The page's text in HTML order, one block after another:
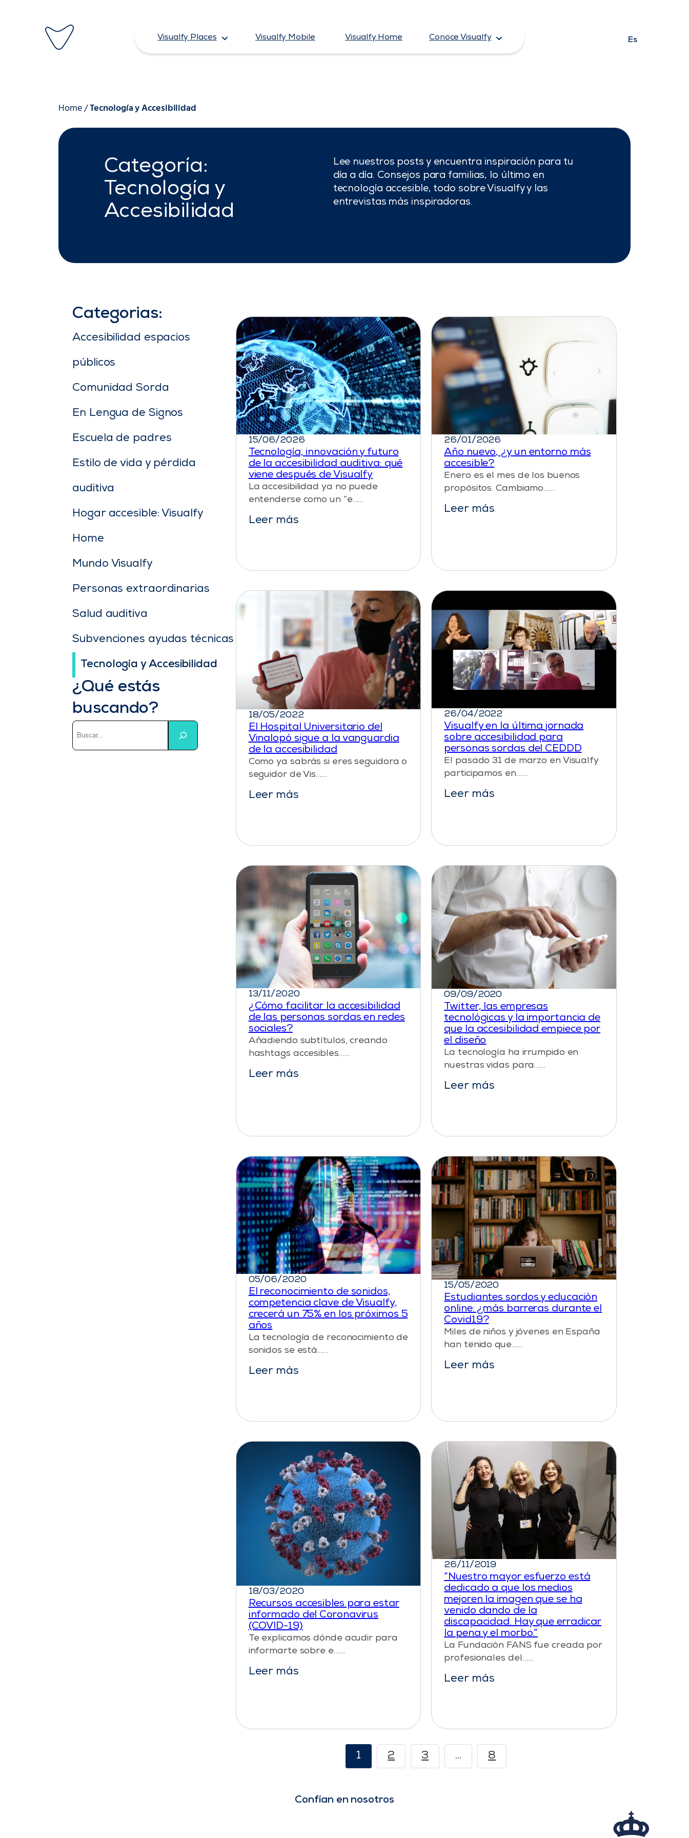
contenido
Visualfy Places Visualfy Mobile Visualfy Home Conoce Visualfy Es
Home/Tecnología y Accesibilidad
Categoría:
Tecnología y
Accesibilidad
Lee nuestros posts y encuentra inspiración para tu
día a día. Consejos para familias, lo último en
tecnología accesible, todo sobre Visualfy y las
entrevistas más inspiradoras.
Categorias:
Accesibilidad espacios
públicos
Comunidad Sorda
En Lengua de Signos
Escuela de padres
Estilo de vida y pérdida
auditiva
Hogar accesible: Visualfy
Home
Mundo Visualfy
Personas extraordinarias
Salud auditiva
Subvenciones ayudas técnicas
Tecnología y Accesibilidad
¿Qué estás
buscando?
Buscar
15/06/2026
Tecnología, innovación y futuro
de la accesibilidad auditiva: qué
viene después de Visualfy
La accesibilidad ya no puede
entenderse como un “e……
Leer más
26/01/2026
Año nuevo, ¿y un entorno más
accesible?
Enero es el mes de los buenos
propósitos. Cambiamo……
Leer más
18/05/2022
El Hospital Universitario del
Vinalopó sigue a la vanguardia
de la accesibilidad
Como ya sabrás si eres seguidora o
seguidor de Vis……
Leer más
26/04/2022
Visualfy en la última jornada
sobre accesibilidad para
personas sordas del CEDDD
El pasado 31 de marzo en Visualfy
participamos en……
Leer más
13/11/2020
¿Cómo facilitar la accesibilidad
de las personas sordas en redes
sociales?
Añadiendo subtítulos, creando
hashtags accesibles……
Leer más
09/09/2020
Twitter, las empresas
tecnológicas y la importancia de
que la accesibilidad empiece por
el diseño
La tecnología ha irrumpido en
nuestras vidas para……
Leer más
05/06/2020
El reconocimiento de sonidos,
competencia clave de Visualfy,
crecerá un 75% en los próximos 5
años
La tecnología de reconocimiento de
sonidos se está……
Leer más
15/05/2020
Estudiantes sordos y educación
online: ¿más barreras durante el
Covid19?
Miles de niños y jóvenes en España
han tenido que……
Leer más
18/03/2020
Recursos accesibles para estar
informado del Coronavirus
(COVID-19)
Te explicamos dónde acudir para
informarte sobre e……
Leer más
26/11/2019
“Nuestro mayor esfuerzo está
dedicado a que los medios
mejoren la imagen que se ha
venido dando de la
discapacidad. Hay que erradicar
la pena y el morbo.”
La Fundación FANS fue creada por
profesionales del……
Leer más
1 2 3 … 8
Confían en nosotros